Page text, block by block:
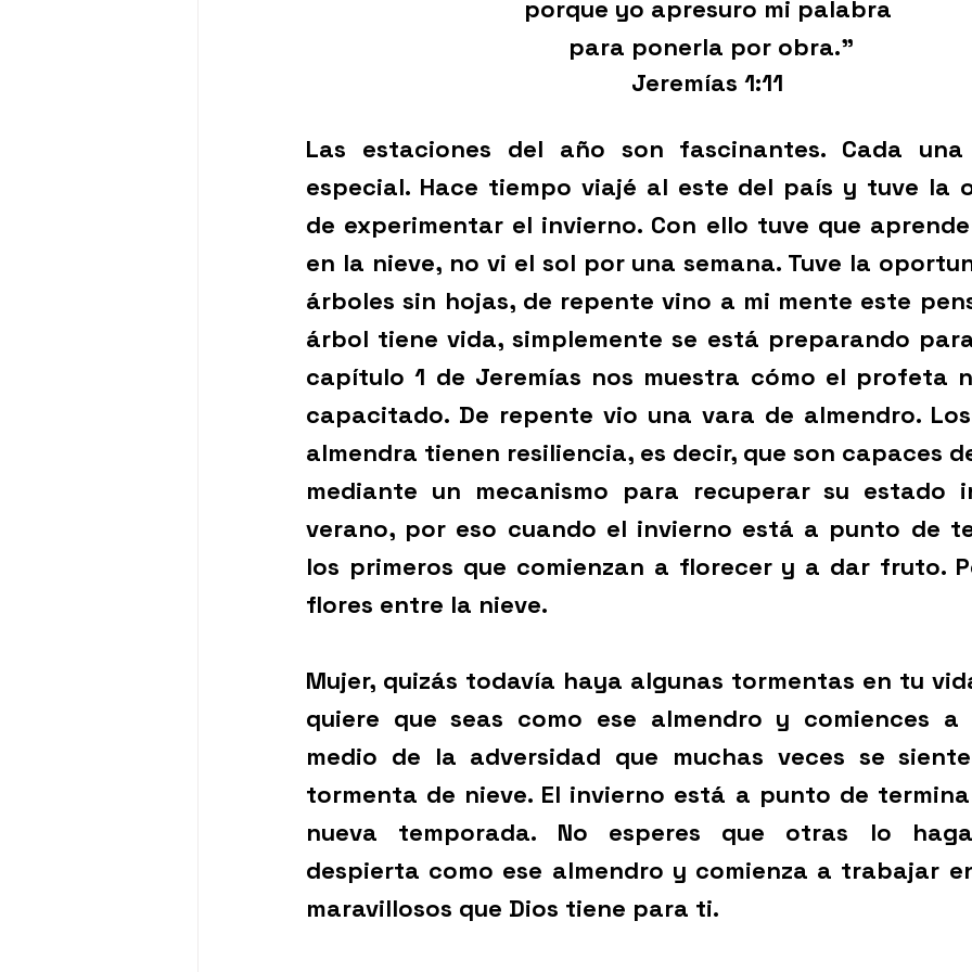
porque yo apresuro mi palabra
para ponerla por obra.”
Jeremías 1:11
Las estaciones del año son fascinantes. Cada
especial. Hace tiempo viajé al este del país y tuve la
de experimentar el invierno. Con ello tuve que
en la nieve, no vi el sol por una semana. Tuve la
árboles sin hojas, de repente vino a mi mente este
árbol tiene vida, simplemente se está preparando
capítulo 1 de Jeremías nos muestra cómo el profeta
capacitado. De repente vio una vara de almendro.
almendra tienen resiliencia, es decir, que son capaces
mediante un mecanismo para recuperar su estado
verano, por eso cuando el invierno está a punto de
los primeros que comienzan a florecer y a dar fruto.
flores entre la nieve.
Mujer, quizás todavía haya algunas tormentas en tu
quiere que seas como ese almendro y comiences
medio de la adversidad que muchas veces se
tormenta de nieve. El invierno está a punto de
nueva temporada. No esperes que otras lo
despierta como ese almendro y comienza a trabajar
maravillosos que Dios tiene para ti.